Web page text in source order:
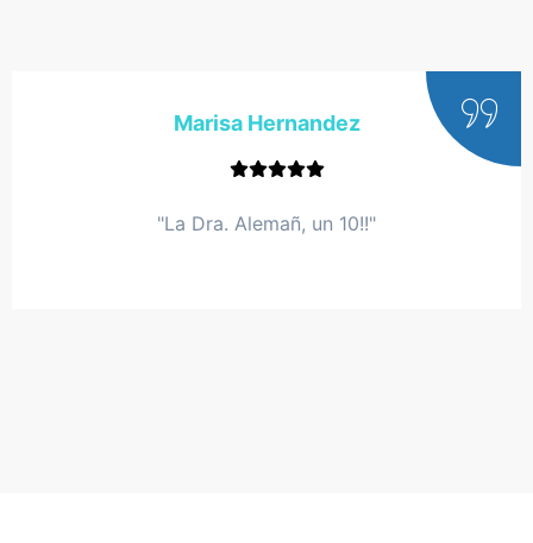
Marisa Hernandez
"La Dra. Alemañ, un 10!!"